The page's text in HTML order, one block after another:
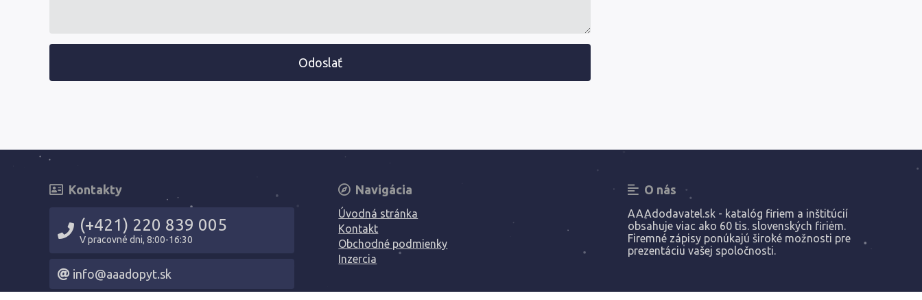
Odoslať
Kontakty
(+421) 220 839 005
V pracovné dni, 8:00-16:30
info@aaadopyt.sk
Navigácia
Úvodná stránka
Kontakt
Obchodné podmienky
Inzercia
O nás
AAAdodavatel.sk - katalóg firiem a inštitúcií
obsahuje viac ako 60 tis. slovenských firiem.
Firemné zápisy ponúkajú široké možnosti pre
prezentáciu vašej spoločnosti.